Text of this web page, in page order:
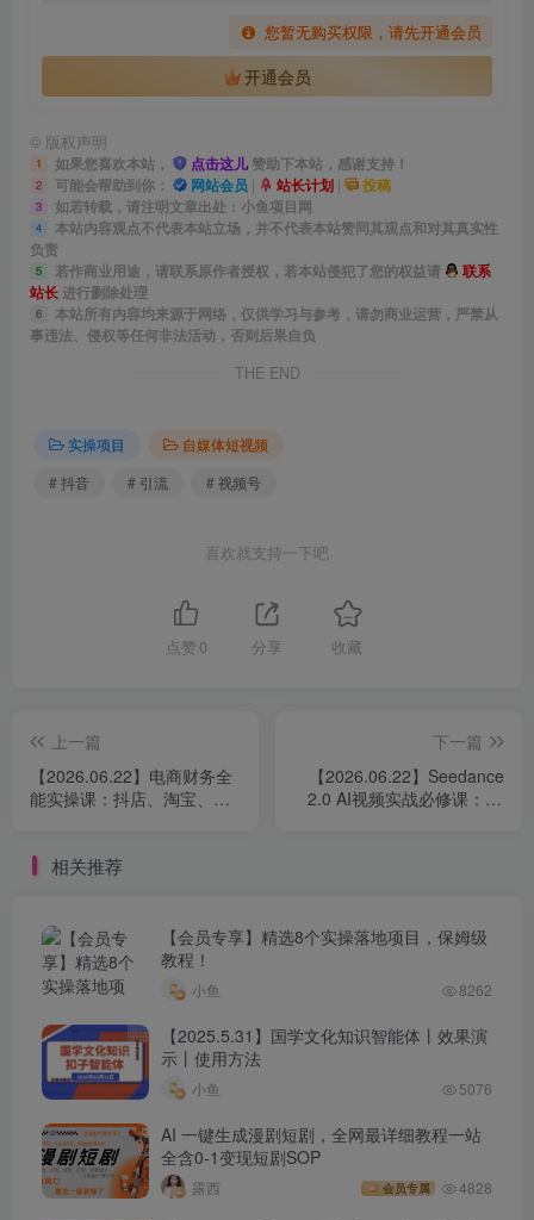
您暂无购买权限，请先开通会员
开通会员
© 版权声明
1 如果您喜欢本站， 点击这儿赞助下本站，感谢支持！
2 可能会帮助到你： 网站会员 | 站长计划 | 投稿
3 如若转载，请注明文章出处：小鱼项目网
4
本站内容观点不代表本站立场，并不代表本站赞同其观点和对其真实性
负责
5 若作商业用途，请联系原作者授权，若本站侵犯了您的权益请
联系
站长进行删除处理
6
本站所有内容均来源于网络，仅供学习与参考，请勿商业运营，严禁从
事违法、侵权等任何非法活动，否则后果自负
THE END
实操项目
自媒体短视频
# 抖音
# 引流 # 视频号
喜欢就支持一下吧
点赞 0 分享 收藏
上一篇
【2026.06.22】电商财务全
能实操课：抖店、淘宝、拼
下一篇
【2026.06.22】Seedance
2.0 AI视频实战必修课：10
相关推荐
【会员专享】精选8个实操落地项目，保姆级
教程！
小鱼 8262
【2025.5.31】国学文化知识智能体丨效果演
示丨使用方法
小鱼 5076
AI 一键生成漫剧短剧，全网最详细教程一站
全含0-1变现短剧SOP
露西 会员专属 4828